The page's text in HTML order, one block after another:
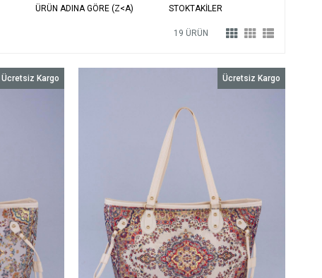
ÜRÜN ADINA GÖRE (Z<A) STOKTAKILER
19 ÜRÜN
Ücretsiz Kargo Ücretsiz Kargo